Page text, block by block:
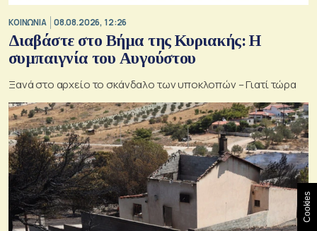
ΚΟΙΝΩΝΙΑ 08.08.2026, 12:26
Διαβάστε στο Βήμα της Κυριακής: Η
συμπαιγνία του Αυγούστου
Ξανά στο αρχείο το σκάνδαλο των υποκλοπών – Γιατί τώρα
Cookies